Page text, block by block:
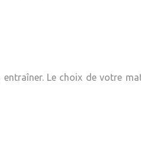
Le choix de votre